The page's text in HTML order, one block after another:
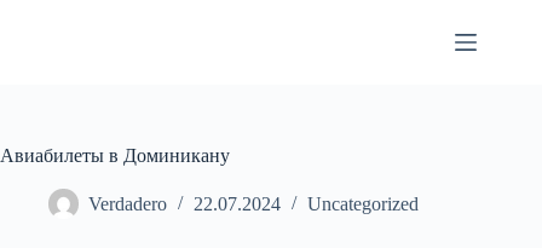
Авиабилеты в Доминикану
Verdadero 22.07.2024 Uncategorized